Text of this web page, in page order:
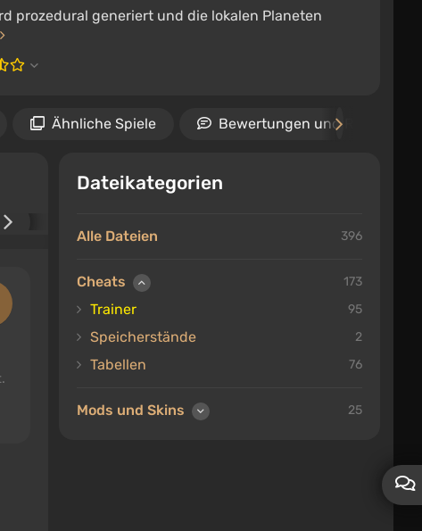
prozedural generiert und die lokalen Planeten
Ähnliche Spiele Bewertungen und
Dateikategorien
Alle Dateien 396
Cheats 173
Trainer 95
Speicherstände 2
Tabellen 76
Mods und Skins 25